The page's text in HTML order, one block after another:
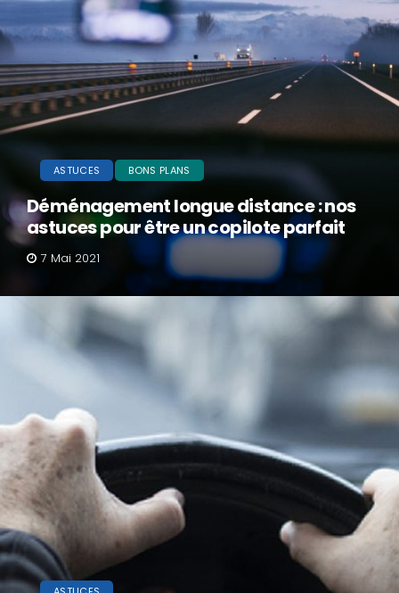
ASTUCES BONS PLANS
Déménagement longue distance : nos
astuces pour être un copilote parfait
7 Mai 2021